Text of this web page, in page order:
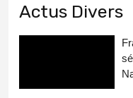
Actus Divers